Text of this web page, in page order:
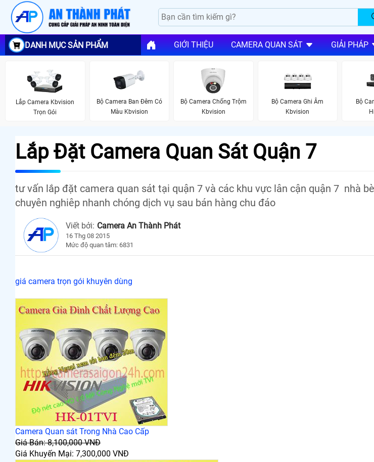
DANH MỤC SẢN PHẨM GIỚI THIỆU CAMERA QUAN SÁT GIẢI PHÁP
Lắp Camera Kbvision
Trọn Gói
Bộ Camera Ban Đêm Có
Màu Kbvision
Bộ Camera Chống Trộm
Kbvision
Bộ Camera Ghi Âm
Kbvision
Bộ
Lắp Đặt Camera Quan Sát Quận 7
tư vấn lắp đặt camera quan sát tại quận 7 và các khu vực lân cận quận 7 nhà
chuyên nghiêp nhanh chóng dịch vụ sau bán hàng chu đáo
Viết bởi: Camera An Thành Phát
16 Thg 08 2015
Mức độ quan tâm: 6831
giá camera trọn gói khuyên dùng
Camera Quan sát Trong Nhà Cao Cấp
Giá Bán: 8,100,000 VNĐ
Giá Khuyến Mại: 7,300,000 VNĐ